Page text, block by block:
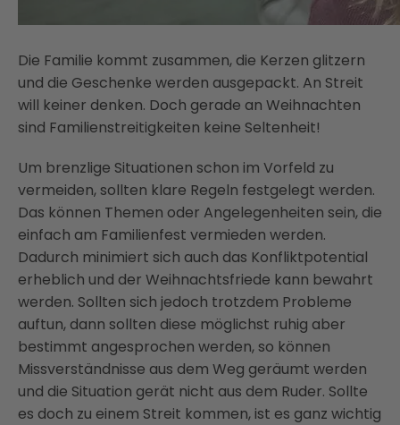
Die Familie kommt zusammen, die Kerzen glitzern
und die Geschenke werden ausgepackt. An Streit
will keiner denken. Doch gerade an Weihnachten
sind Familienstreitigkeiten keine Seltenheit!
Um brenzlige Situationen schon im Vorfeld zu
vermeiden, sollten klare Regeln festgelegt werden.
Das können Themen oder Angelegenheiten sein, die
einfach am Familienfest vermieden werden.
Dadurch minimiert sich auch das Konfliktpotential
erheblich und der Weihnachtsfriede kann bewahrt
werden. Sollten sich jedoch trotzdem Probleme
auftun, dann sollten diese möglichst ruhig aber
bestimmt angesprochen werden, so können
Missverständnisse aus dem Weg geräumt werden
und die Situation gerät nicht aus dem Ruder. Sollte
es doch zu einem Streit kommen, ist es ganz wichtig